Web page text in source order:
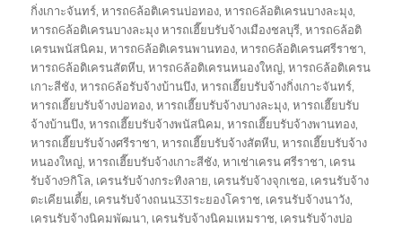
กิ่งเกาะจันทร์,หารถ6ล้อติเครนบ่อทอง,หารถ6ล้อติเครนบางละมุง,
หารถ6ล้อติเครนบางละมุง หารถเฮี๊ยบรับจ้างเมืองชลบุรี,หารถ6ล้อติ
เครนพนัสนิคม,หารถ6ล้อติเครนพานทอง,หารถ6ล้อติเครนศรีราชา,
หารถ6ล้อติเครนสัตหีบ,หารถ6ล้อติเครนหนองใหญ่,หารถ6ล้อติเครน
เกาะสีชัง,หารถ6ล้อรับจ้างบ้านบึง,หารถเฮี๊ยบรับจ้างกิ่งเกาะจันทร์,
หารถเฮี๊ยบรับจ้างบ่อทอง,หารถเฮี๊ยบรับจ้างบางละมุง,หารถเฮี๊ยบรับ
จ้างบ้านบึง,หารถเฮี๊ยบรับจ้างพนัสนิคม,หารถเฮี๊ยบรับจ้างพานทอง,
หารถเฮี๊ยบรับจ้างศรีราชา,หารถเฮี๊ยบรับจ้างสัตหีบ,หารถเฮี๊ยบรับจ้าง
หนองใหญ่,หารถเฮี๊ยบรับจ้างเกาะสีชัง,หาเช่าเครน ศรีราชา, เครน
รับจ้าง9กิโล, เครนรับจ้างกระทิงลาย, เครนรับจ้างจุกเชอ, เครนรับจ้าง
ตะเคียนเตี้ย, เครนรับจ้างถนน331ระยองโคราช, เครนรับจ้างนาวัง,
เครนรับจ้างนิคมพัฒนา, เครนรับจ้างนิคมเหมราช, เครนรับจ้างบ่อ